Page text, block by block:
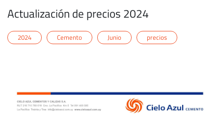
Actualización de precios 2024
2024 Cemento Junio precios